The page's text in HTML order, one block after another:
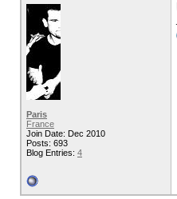
Paris
France
Join Date: Dec 2010
Posts: 693
Blog Entries: 4